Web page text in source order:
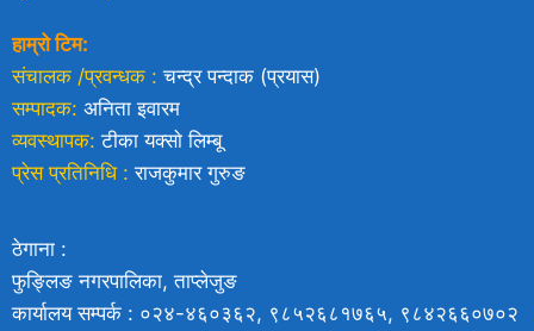
हाम्रो टिम:
संचालक /प्रवन्धक : चन्द्र पन्दाक (प्रयास)
सम्पादक: अनिता इवारम
व्यवस्थापक: टीका यक्साे लिम्बू
प्रेस प्रतिनिधि : राजकुमार गुरुङ
ठेगाना :
फुङ्लिङ नगरपालिका, ताप्लेजुङ
कार्यालय सम्पर्क : ०२४-४६०३६२, ९८५२६८१७६५, ९८४२६६०७०२